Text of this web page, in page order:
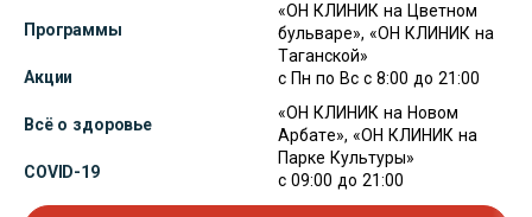
Программы
Акции
Всё о здоровье
COVID-19
«ОН КЛИНИК на Цветном
бульваре», «ОН КЛИНИК на
Таганской»
с Пн по Вс с 8:00 до 21:00
«ОН КЛИНИК на Новом
Арбате», «ОН КЛИНИК на
Парке Культуры»
с 09:00 до 21:00